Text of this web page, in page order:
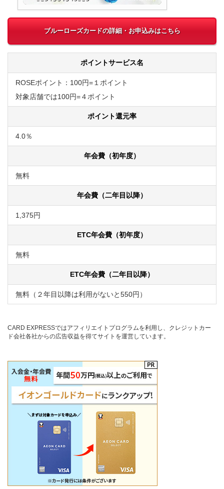
ブルーローズカードの詳細・お申込みはこちら
ポイントサービス名
ROSEポイント：100円=１ポイント
対象店舗では100円=４ポイント
ポイント還元率
4.0％
年会費（初年度）
無料
年会費（二年目以降）
1,375円
ETC年会費（初年度）
無料
ETC年会費（二年目以降）
無料（２年目以降は利用がないと550円）
CARD EXPRESSではアフィリエイトプログラムを利用し、クレジットカー
ド会社各社からの広告収益を得てサイトを運営しています。